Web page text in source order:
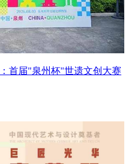
首届"泉州杯"世遗文创大赛